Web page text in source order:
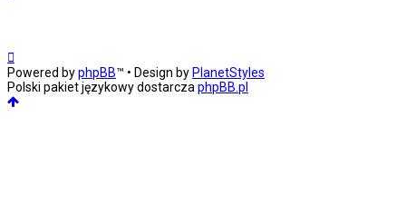
Powered byphpBB™ • Design by PlanetStyles
Polski pakiet językowy dostarcza phpBB.pl